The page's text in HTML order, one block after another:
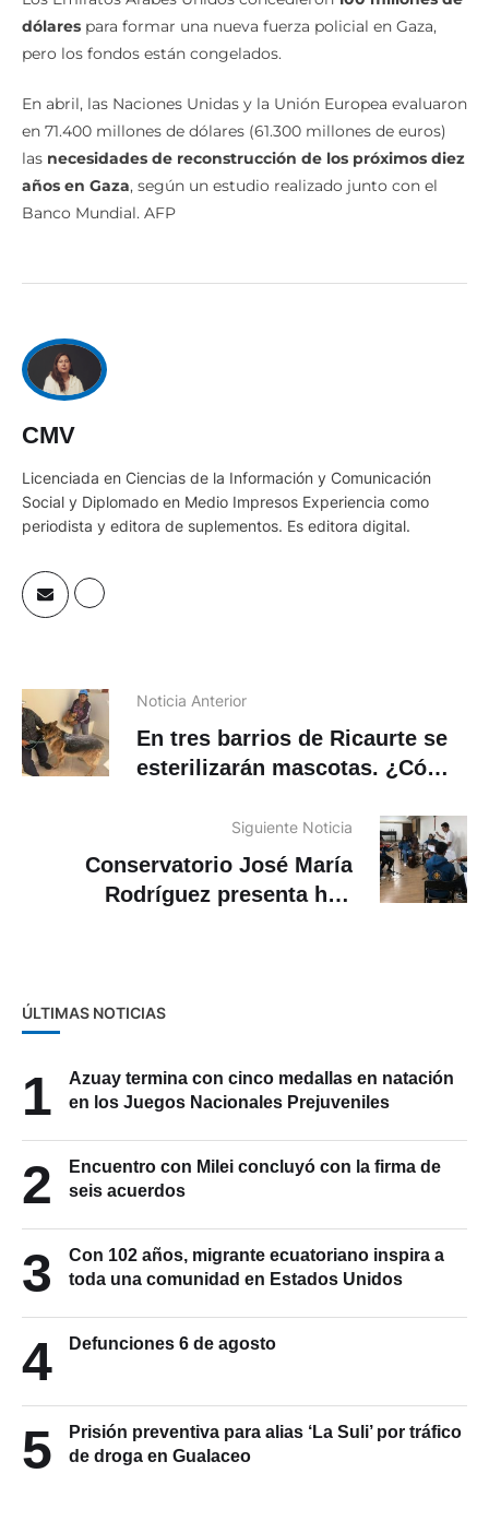
dólares para formar una nueva fuerza policial en Gaza,
pero los fondos están congelados.
En abril, las Naciones Unidas y la Unión Europea evaluaron
en 71.400 millones de dólares (61.300 millones de euros)
las necesidades de reconstrucción de los próximos diez
años en Gaza, según un estudio realizado junto con el
Banco Mundial. AFP
CMV
Licenciada en Ciencias de la Información y Comunicación
Social y Diplomado en Medio Impresos Experiencia como
periodista y editora de suplementos. Es editora digital.
Noticia Anterior
En tres barrios de Ricaurte se
esterilizarán mascotas. ¿Cómo
Siguiente Noticia
Conservatorio José María
Rodríguez presenta hoy
ÚLTIMAS NOTICIAS
1
Azuay termina con cinco medallas en natación
en los Juegos Nacionales Prejuveniles
2
Encuentro con Milei concluyó con la firma de
seis acuerdos
3
Con 102 años, migrante ecuatoriano inspira a
toda una comunidad en Estados Unidos
4 Defunciones 6 de agosto
5
Prisión preventiva para alias ‘La Suli’ por tráfico
de droga en Gualaceo